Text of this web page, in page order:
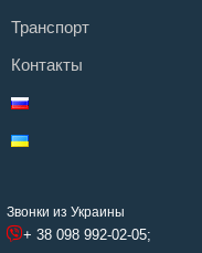
Транспорт
Контакты
Звонки из Украины
+ 38 098 992-02-05;